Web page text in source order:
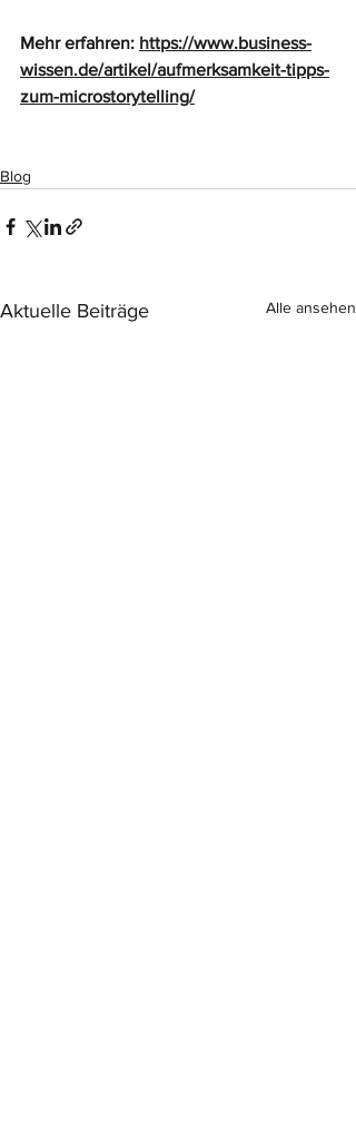
Mehr erfahren: https://www.business-
wissen.de/artikel/aufmerksamkeit-tipps-
zum-microstorytelling/
Blog
Aktuelle Beiträge Alle ansehen